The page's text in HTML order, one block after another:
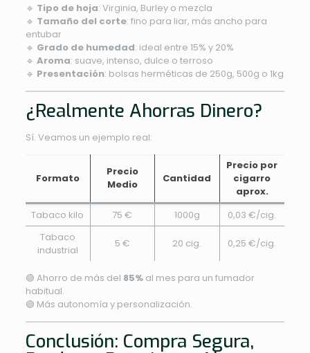
🔹 Tipo de hoja: Virginia, Burley o mezcla
🔹 Tamaño del corte: fino para liar, más ancho para
entubar
🔹 Grado de humedad: ideal entre 15% y 20%
🔹 Aroma: suave, intenso, dulce o terroso
🔹 Presentación: bolsas herméticas de 250g, 500g o 1kg
¿Realmente Ahorras Dinero?
Sí. Veamos un ejemplo real:
Formato
Precio
Medio
Cantidad
Precio por
cigarro
aprox.
Tabaco kilo
75 € 1000g
0,03 €/cig.
Tabaco
industrial
5 € 20 cig. 0,25 €/cig.
🟢 Ahorro de más del 85%al mes para un fumador
habitual.
🟢 Más autonomía y personalización.
Conclusión: Compra Segura,